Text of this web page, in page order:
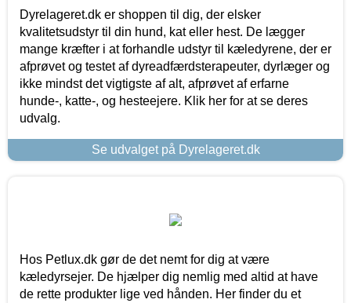
Dyrelageret.dk er shoppen til dig, der elsker
kvalitetsudstyr til din hund, kat eller hest. De lægger
mange kræfter i at forhandle udstyr til kæledyrene, der er
afprøvet og testet af dyreadfærdsterapeuter, dyrlæger og
ikke mindst det vigtigste af alt, afprøvet af erfarne
hunde-, katte-, og hesteejere. Klik her for at se deres
udvalg.
Se udvalget på Dyrelageret.dk
Hos Petlux.dk gør de det nemt for dig at være
kæledyrsejer. De hjælper dig nemlig med altid at have
de rette produkter lige ved hånden. Her finder du et